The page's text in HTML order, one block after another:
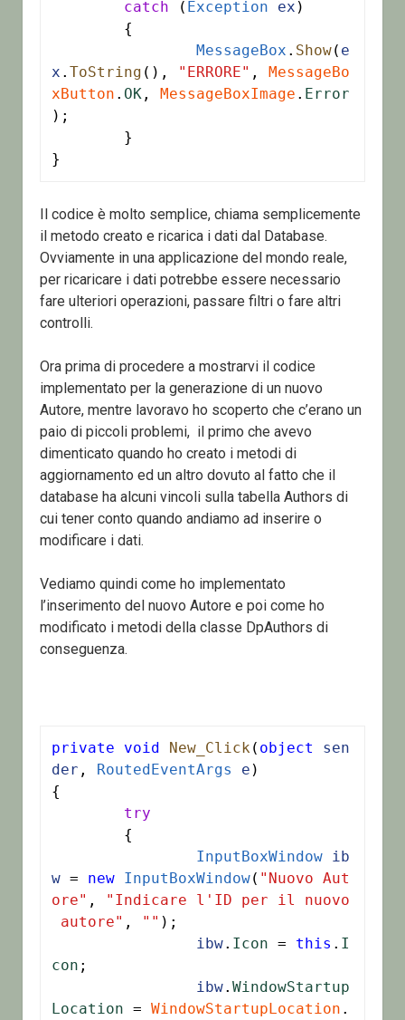
catch ( Exception ex )
MessageBox . Show( e
x . ToString (), "ERRORE" , MessageBo
xButton . OK, MessageBoxImage . Error
);
}
Il codice è molto semplice, chiama semplicemente
il metodo creato e ricarica i dati dal Database.
Ovviamente in una applicazione del mondo reale,
per ricaricare i dati potrebbe essere necessario
fare ulteriori operazioni, passare filtri o fare altri
controlli.
Ora prima di procedere a mostrarvi il codice
implementato per la generazione di un nuovo
Autore, mentre lavoravo ho scoperto che c’erano un
paio di piccoli problemi, il primo che avevo
dimenticato quando ho creato i metodi di
aggiornamento ed un altro dovuto al fatto che il
database ha alcuni vincoli sulla tabella Authors di
cui tener conto quando andiamo ad inserire o
modificare i dati.
Vediamo quindi come ho implementato
l’inserimento del nuovo Autore e poi come ho
modificato i metodi della classe DpAuthors di
conseguenza.
private void New_Click ( object
sen
der , RoutedEventArgs e )
{
try
InputBoxWindow
ib
w = new InputBoxWindow( "Nuovo Aut
ore" ,
"Indicare l'ID per il nuovo
autore" , "" );
ibw. Icon = this . I
con ;
ibw. WindowStartup
Location = WindowStartupLocation .